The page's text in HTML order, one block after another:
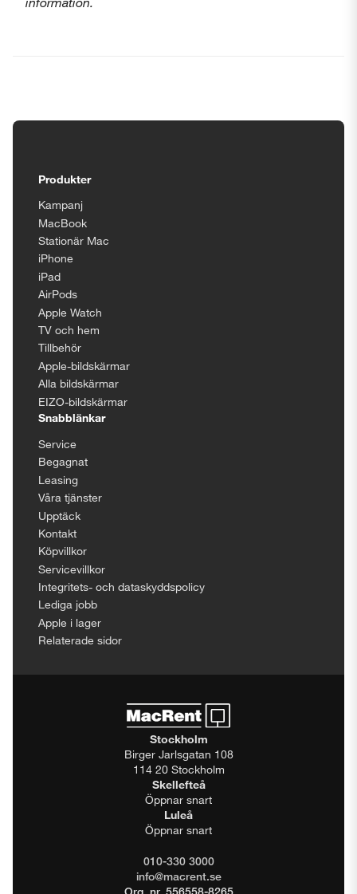
Produkter
Kampanj
MacBook
Stationär Mac
iPhone
iPad
AirPods
Apple Watch
TV och hem
Tillbehör
Apple-bildskärmar
Alla bildskärmar
EIZO-bildskärmar
Snabblänkar
Service
Begagnat
Leasing
Våra tjänster
Upptäck
Kontakt
Köpvillkor
Servicevillkor
Integritets- och dataskyddspolicy
Lediga jobb
Apple i lager
Relaterade sidor
Stockholm
Birger Jarlsgatan 108
114 20 Stockholm
Skellefteå
Öppnar snart
Luleå
Öppnar snart
010-330 3000
info@macrent.se